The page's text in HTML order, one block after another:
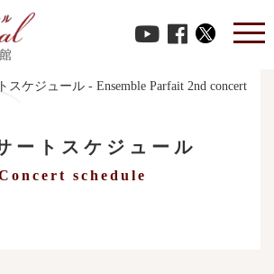
スケジュール - Ensemble Parfait 2nd concert
ートスケジュール
schedule